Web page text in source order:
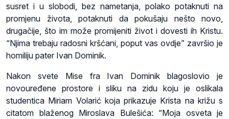
susret i u slobodi, bez nametanja, polako potaknuti na
promjenu života, potaknuti da pokušaju nešto novo,
drugačije, što im može promijeniti život i dovesti ih Kristu.
“Njima trebaju radosni kršćani, poput vas ovdje” završio je
homiliju pater Ivan Dominik.
Nakon svete Mise fra Ivan Dominik blagoslovio je
novouređene prostore i sliku na zidu koju je oslikala
studentica Miriam Volarić koja prikazuje Krista na križu s
citatom blaženog Miroslava Bulešića: “Moja osveta je